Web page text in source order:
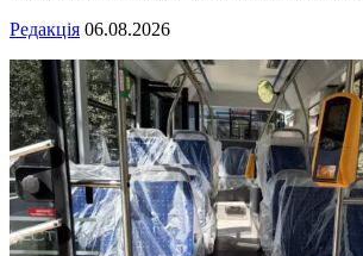
Редакція 06.08.2026